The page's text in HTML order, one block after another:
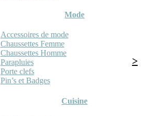
Mode
Accessoires de mode
Chaussettes Femme
Chaussettes Homme
Parapluies
Porte clefs
Pin’s et Badges
Cuisine